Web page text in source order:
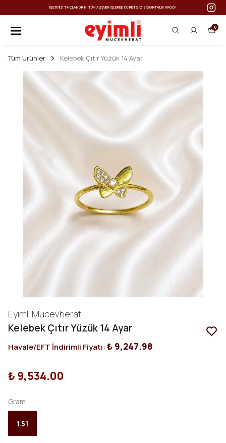
IŞILTINIZI TAÇLANDIRIN: TÜM ALIŞVERIŞLERDE ÜCRETSIZ SIGORTALI KARGO!
0
Tüm Ürünler Kelebek Çıtır Yüzük 14 Ayar
Eyimli Mucevherat
Kelebek Çıtır Yüzük 14 Ayar
Havale/EFT İndirimli Fiyatı:₺ 9,247.98
₺ 9,534.00
Gram
1.51